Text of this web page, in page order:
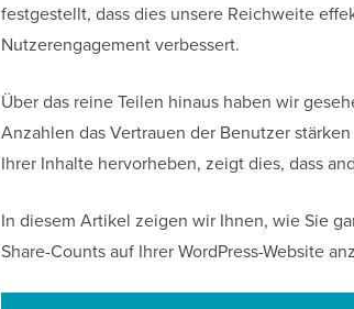
festgestellt, dass dies unsere Reichweite
Nutzerengagement verbessert.
Über das reine Teilen hinaus haben wir
Anzahlen das Vertrauen der Benutzer
Ihrer Inhalte hervorheben, zeigt dies, dass
In diesem Artikel zeigen wir Ihnen, wie Sie
Share-Counts auf Ihrer WordPress-Website